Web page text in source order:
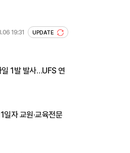
19:31 UPDATE
1발 발사…UFS 연
자 교원·교육전문